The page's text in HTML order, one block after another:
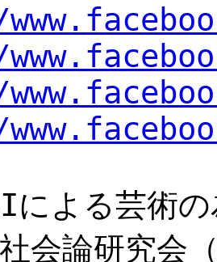
よる芸術の
会論研究会